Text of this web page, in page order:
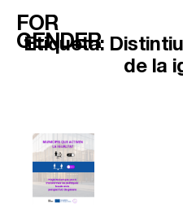
FOR
GENDER
Etiqueta:
de la